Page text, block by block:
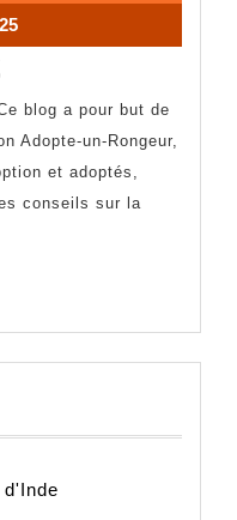
21
février
du
Blog
Adopte-un-Rongeur,
et adoptés,
conseils sur la